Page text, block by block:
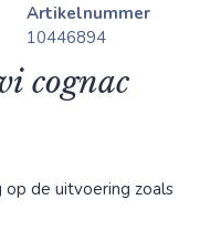
Artikelnummer
10446894
cognac
de uitvoering zoals